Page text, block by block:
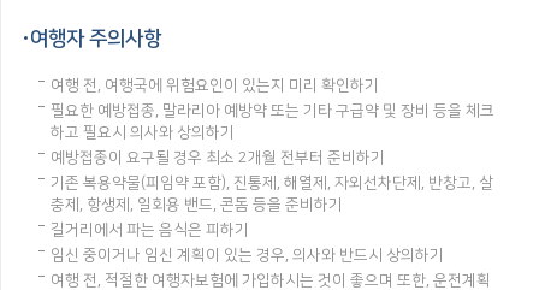
여행자 주의사항
여행 전, 여행국에 위험요인이 있는지 미리 확인하기
필요한 예방접종, 말라리아 예방약 또는 기타 구급약 및 장비 등을 체크
하고 필요시 의사와 상의하기
예방접종이 요구될 경우 최소 2개월 전부터 준비하기
기존 복용약물(피임약 포함), 진통제, 해열제, 자외선차단제, 반창고, 살
충제, 항생제, 일회용 밴드, 콘돔 등을 준비하기
길거리에서 파는 음식은 피하기
임신 중이거나 임신 계획이 있는 경우, 의사와 반드시 상의하기
여행 전, 적절한 여행자보험에 가입하시는 것이 좋으며 또한, 운전계획